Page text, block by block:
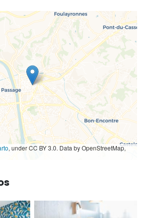
, under CC BY 3.0. Data by OpenStreetMap,